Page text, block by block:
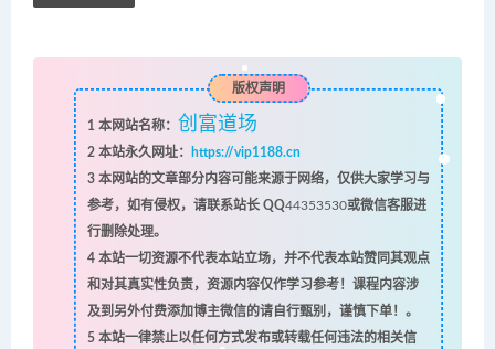
版权声明
1 本网站名称： 创富道场
2本站永久网址：
https://vip1188.cn
3本网站的文章部分内容可能来源于网络，仅供大家学习与
参考，如有侵权，请联系站长 QQ44353530或微信客服进
行删除处理。
4本站一切资源不代表本站立场，并不代表本站赞同其观点
和对其真实性负责，资源内容仅作学习参考！课程内容涉
及到另外付费添加博主微信的请自行甄别，谨慎下单！。
5本站一律禁止以任何方式发布或转载任何违法的相关信